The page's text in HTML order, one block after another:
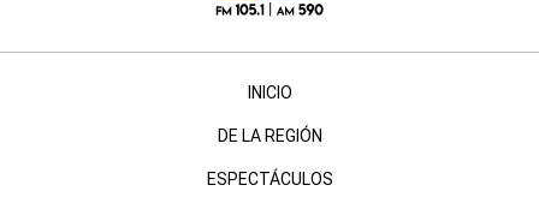
INICIO
DE LA REGIÓN
ESPECTÁCULOS